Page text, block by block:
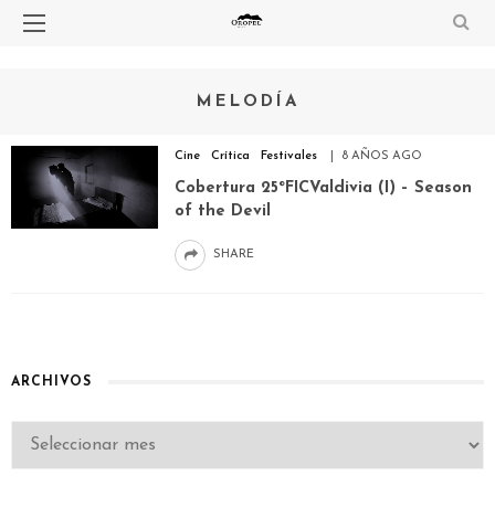
MELODÍA
Cine Crítica Festivales 8 AÑOS AGO
Cobertura 25ºFICValdivia (I) – Season
of the Devil
SHARE
ARCHIVOS